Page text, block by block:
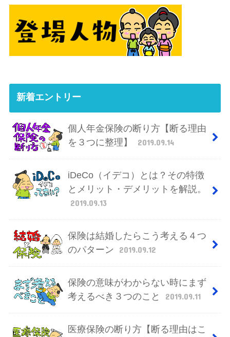
新着エントリー
個人年金保険の断り方【断る理由
を３つに整理】
2019.09.14
iDeCo（イデコ）とは？その特徴
とメリット・デメリットを解説。
2019.09.13
保険は結婚したらこう考える４つ
のパターン
2019.09.12
保険の意味がわからない時にまず
考えるべき３つのこと
2019.09.11
医療保険の断り方【断る理由はこ